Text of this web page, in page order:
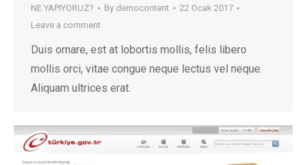
NE YAPIYORUZ? By democontent
22 Ocak 2017
Leave a comment
Duis ornare, est at lobortis mollis, felis libero
mollis orci, vitae congue neque lectus vel neque.
Aliquam ultrices erat.